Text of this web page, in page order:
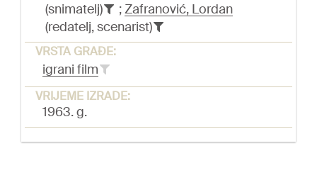
(snimatelj)
;Zafranović, Lordan
(redatelj, scenarist)
VRSTA GRAĐE:
igrani film
VRIJEME IZRADE:
1963. g.